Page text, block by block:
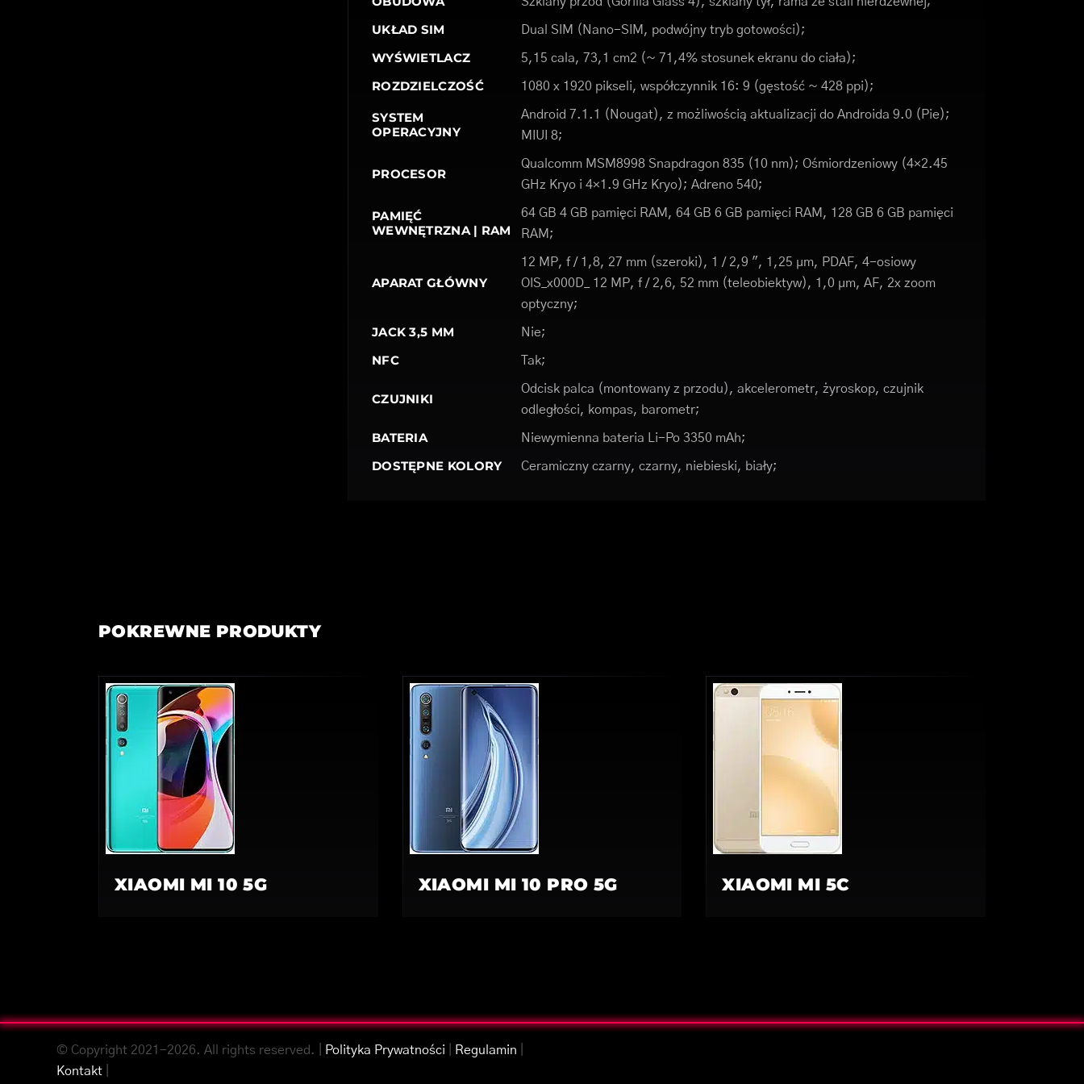
UKŁAD SIM Dual SIM (Nano-SIM, podwójny tryb gotowości);
WYŚWIETLACZ 5,15 cala, 73,1 cm2 (~ 71,4% stosunek ekranu do ciała);
ROZDZIELCZOŚĆ 1080 x 1920 pikseli, współczynnik 16: 9 (gęstość ~ 428 ppi);
SYSTEM
OPERACYJNY
Android 7.1.1 (Nougat), z możliwością aktualizacji do Androida 9.0 (Pie);
MIUI 8;
PROCESOR
Qualcomm MSM8998 Snapdragon 835 (10 nm); Ośmiordzeniowy (4×2.45
GHz Kryo i 4×1.9 GHz Kryo); Adreno 540;
PAMIĘĆ
WEWNĘTRZNA | RAM
64 GB 4 GB pamięci RAM, 64 GB 6 GB pamięci RAM, 128 GB 6 GB pamięci
RAM;
APARAT GŁÓWNY
12 MP, f / 1,8, 27 mm (szeroki), 1 / 2,9 ", 1,25 µm, PDAF, 4-osiowy
OIS_x000D_ 12 MP, f / 2,6, 52 mm (teleobiektyw), 1,0 µm, AF, 2x zoom
optyczny;
JACK 3,5 MM Nie;
NFC Tak;
CZUJNIKI
Odcisk palca (montowany z przodu), akcelerometr, żyroskop, czujnik
odległości, kompas, barometr;
BATERIA Niewymienna bateria Li-Po 3350 mAh;
DOSTĘPNE KOLORY Ceramiczny czarny, czarny, niebieski, biały;
POKREWNE PRODUKTY
XIAOMI MI 10 5G XIAOMI MI 10 PRO 5G XIAOMI MI 5C
© Copyright 2021-2026. All rights reserved. | Polityka Prywatności Regulamin
Kontakt